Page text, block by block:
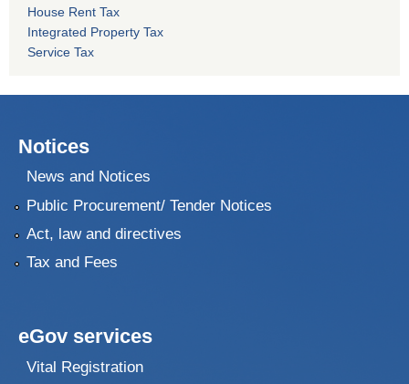
House Rent Tax
Integrated Property Tax
Service Tax
Notices
News and Notices
Public Procurement/ Tender Notices
Act, law and directives
Tax and Fees
eGov services
Vital Registration